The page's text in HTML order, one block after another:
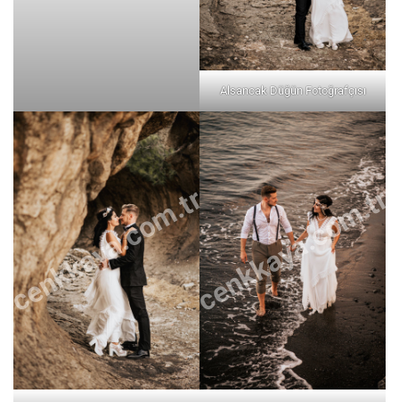
Alsancak Düğün Fotoğrafçısı
cenkkaya.com.trcenkkaya.com.tr